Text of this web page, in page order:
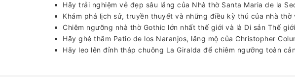
Hãy trải nghiệm vẻ đẹp sâu lắng của Nhà thờ Santa Maria de la
Khám phá lịch sử, truyền thuyết và những điều kỳ thú của nhà thờ
Chiêm ngưỡng nhà thờ Gothic lớn nhất thế giới và là Di sản Thế
Hãy ghé thăm Patio de los Naranjos, lăng mộ của Christopher
Hãy leo lên đỉnh tháp chuông La Giralda để chiêm ngưỡng toàn